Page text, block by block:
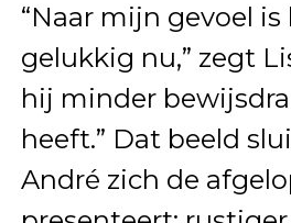
“Naar mijn gevoel is
gelukkig nu,” zegt
hij minder
heeft.” Dat beeld
André zich de